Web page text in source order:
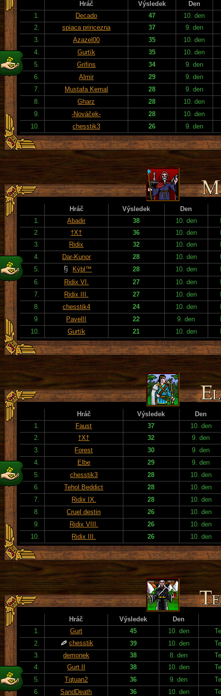
Hráč Výsledek
Den
1.
Decado 47
10. den
2.
spiaca princezna 37
9. den
3.
Azazel00 35
10. den
4.
Gurtík 35
10. den
5.
Grifins 34
9. den
6.
Almir 29
9. den
7.
Mustafa Kemal 28
9. den
8.
Gharz 28
10. den
9.
-Nováček- 28
10. den
10.
chesstik3 26 9. den
Hráč Výsledek
Den
1.
Abadir 38 10. den
2.
†X† 36 10. den
3.
Ridix 32 10. den
4.
Dar-Kunor 28 10. den
5.
Kýbl™ 28 10. den
6.
Ridix VI. 27 10. den
7.
Ridix III. 27 10. den
8.
chesstik4 24 10. den
9.
PavelII 22 9. den
10.
Gurtík 21 10. den
Hráč Výsledek
Den
1.
Faust 37
10. den
2.
†X† 32
9. den
3.
Forest 30
9. den
4.
Elbe 29
9. den
5.
chesstik3 28
10. den
6.
Tehol Beddict 28
10. den
7.
Ridix IX. 28
10. den
8.
Cruel destin 26
10. den
9.
Ridix VIII. 26
10. den
10.
Ridix III. 26 10. den
Hráč Výsledek
Den
1.
Gurt 45 10. den
2.
chesstik 39 10. den
3.
demonek 38 8. den
4.
Gurt II 38 10. den
5.
Tqtuan2 36 9. den
6.
SandDeath 36 10. den